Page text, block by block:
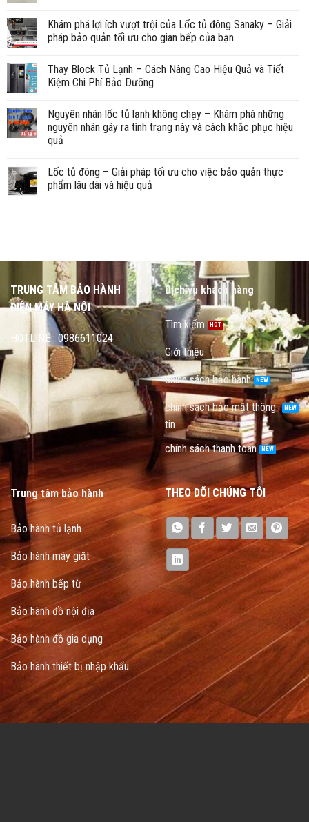
Khám phá lợi ích vượt trội của Lốc tủ đông Sanaky – Giải
pháp bảo quản tối ưu cho gian bếp của bạn
Thay Block Tủ Lạnh – Cách Nâng Cao Hiệu Quả và Tiết
Kiệm Chi Phí Bảo Dưỡng
Nguyên nhân lốc tủ lạnh không chạy – Khám phá những
nguyên nhân gây ra tình trạng này và cách khắc phục hiệu
quả
Lốc tủ đông – Giải pháp tối ưu cho việc bảo quản thực
phẩm lâu dài và hiệu quả
TRUNG TÂM BẢO HÀNH
ĐIỆN MÁY HÀ NỘI
HOTLINE : 0986611024
Dịch vụ khách hàng
Tìm kiếm
Giới thiệu
chính sách bảo hành
chính sách bảo mật thông
tin
chính sách thanh toán
Trung tâm bảo hành
Bảo hành tủ lạnh
Bảo hành máy giặt
Bảo hành bếp từ
Bảo hành đồ nội địa
Bảo hành đồ gia dụng
Bảo hành thiết bị nhập khẩu
THEO DÕI CHÚNG TÔI